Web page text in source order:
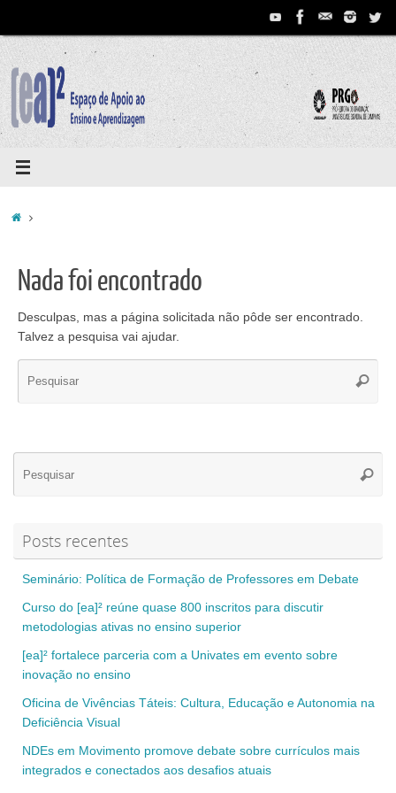
conteúdo
Home
Nada foi encontrado
Desculpas, mas a página solicitada não pôde ser encontrado.
Talvez a pesquisa vai ajudar.
Posts recentes
Seminário: Política de Formação de Professores em Debate
Curso do [ea]² reúne quase 800 inscritos para discutir
metodologias ativas no ensino superior
[ea]² fortalece parceria com a Univates em evento sobre
inovação no ensino
Oficina de Vivências Táteis: Cultura, Educação e Autonomia na
Deficiência Visual
NDEs em Movimento promove debate sobre currículos mais
integrados e conectados aos desafios atuais